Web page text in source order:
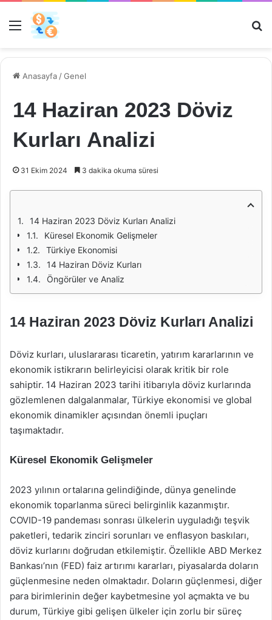
Menü
Anasayfa /Genel
14 Haziran 2023 Döviz
Kurları Analizi
31 Ekim 2024 3 dakika okuma süresi
14 Haziran 2023 Döviz Kurları Analizi
Küresel Ekonomik Gelişmeler
Türkiye Ekonomisi
14 Haziran Döviz Kurları
Öngörüler ve Analiz
14 Haziran 2023 Döviz Kurları Analizi
Döviz kurları, uluslararası ticaretin, yatırım kararlarının ve
ekonomik istikrarın belirleyicisi olarak kritik bir role
sahiptir. 14 Haziran 2023 tarihi itibarıyla döviz kurlarında
gözlemlenen dalgalanmalar, Türkiye ekonomisi ve global
ekonomik dinamikler açısından önemli ipuçları
taşımaktadır.
Küresel Ekonomik Gelişmeler
2023 yılının ortalarına gelindiğinde, dünya genelinde
ekonomik toparlanma süreci belirginlik kazanmıştır.
COVID-19 pandeması sonrası ülkelerin uyguladığı teşvik
paketleri, tedarik zinciri sorunları ve enflasyon baskıları,
döviz kurlarını doğrudan etkilemiştir. Özellikle ABD Merkez
Bankası’nın (FED) faiz artırımı kararları, piyasalarda doların
güçlenmesine neden olmaktadır. Doların güçlenmesi, diğer
para birimlerinin değer kaybetmesine yol açmakta ve bu
durum, Türkiye gibi gelişen ülkeler için zorlu bir süreç